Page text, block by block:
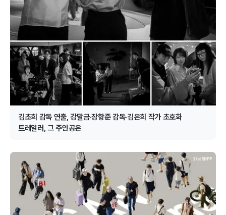
김초희 감독 연출, 강말금·장항준 감독·김은희 작가 초호화
트레일러, 그 주인공은